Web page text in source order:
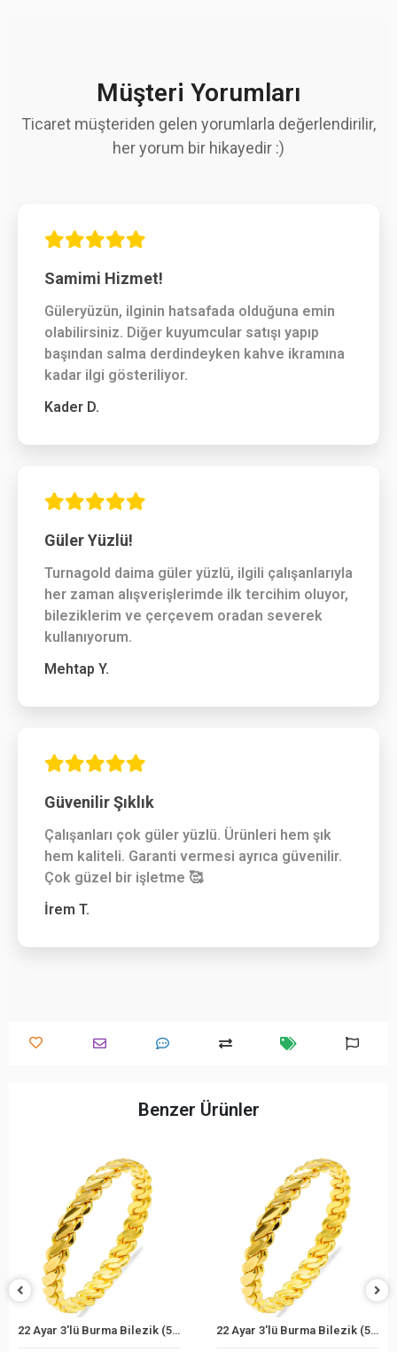
Müşteri Yorumları
Ticaret müşteriden gelen yorumlarla değerlendirilir,
her yorum bir hikayedir :)
Samimi Hizmet!
Güleryüzün, ilginin hatsafada olduğuna emin
olabilirsiniz. Diğer kuyumcular satışı yapıp
başından salma derdindeyken kahve ikramına
kadar ilgi gösteriliyor.
Kader D.
Güler Yüzlü!
Turnagold daima güler yüzlü, ilgili çalışanlarıyla
her zaman alışverişlerimde ilk tercihim oluyor,
bileziklerim ve çerçevem oradan severek
kullanıyorum.
Mehtap Y.
Güvenilir Şıklık
Çalışanları çok güler yüzlü. Ürünleri hem şık
hem kaliteli. Garanti vermesi ayrıca güvenilir.
Çok güzel bir işletme 🥰
İrem T.
Benzer Ürünler
Sepete Ekle
22 Ayar 3'lü Burma Bilezik (59 Gram)
Sepete Ekle
22 Ayar 3'lü Burma Bilezik (58 Gram)